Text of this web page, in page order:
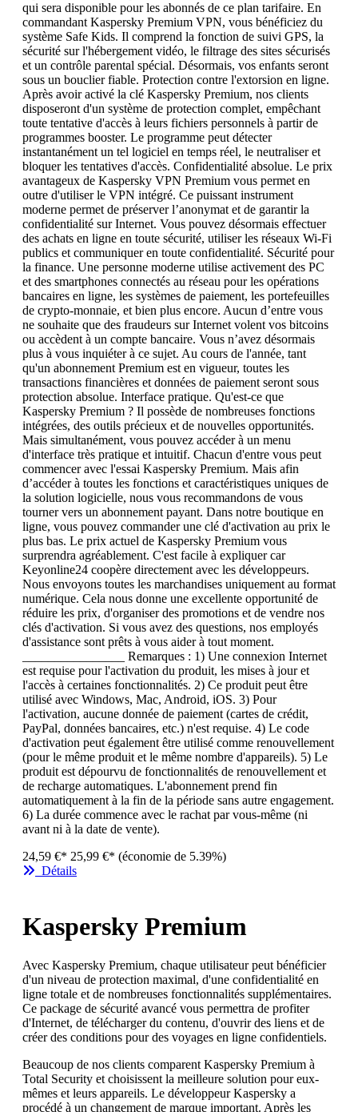
qui sera disponible pour les abonnés de ce plan tarifaire. En
commandant Kaspersky Premium VPN, vous bénéficiez du
système Safe Kids. Il comprend la fonction de suivi GPS, la
sécurité sur l'hébergement vidéo, le filtrage des sites sécurisés
et un contrôle parental spécial. Désormais, vos enfants seront
sous un bouclier fiable. Protection contre l'extorsion en ligne.
Après avoir activé la clé Kaspersky Premium, nos clients
disposeront d'un système de protection complet, empêchant
toute tentative d'accès à leurs fichiers personnels à partir de
programmes booster. Le programme peut détecter
instantanément un tel logiciel en temps réel, le neutraliser et
bloquer les tentatives d'accès. Confidentialité absolue. Le prix
avantageux de Kaspersky VPN Premium vous permet en
outre d'utiliser le VPN intégré. Ce puissant instrument
moderne permet de préserver l’anonymat et de garantir la
confidentialité sur Internet. Vous pouvez désormais effectuer
des achats en ligne en toute sécurité, utiliser les réseaux Wi-Fi
publics et communiquer en toute confidentialité. Sécurité pour
la finance. Une personne moderne utilise activement des PC
et des smartphones connectés au réseau pour les opérations
bancaires en ligne, les systèmes de paiement, les portefeuilles
de crypto-monnaie, et bien plus encore. Aucun d’entre vous
ne souhaite que des fraudeurs sur Internet volent vos bitcoins
ou accèdent à un compte bancaire. Vous n’avez désormais
plus à vous inquiéter à ce sujet. Au cours de l'année, tant
qu'un abonnement Premium est en vigueur, toutes les
transactions financières et données de paiement seront sous
protection absolue. Interface pratique. Qu'est-ce que
Kaspersky Premium ? Il possède de nombreuses fonctions
intégrées, des outils précieux et de nouvelles opportunités.
Mais simultanément, vous pouvez accéder à un menu
d'interface très pratique et intuitif. Chacun d'entre vous peut
commencer avec l'essai Kaspersky Premium. Mais afin
d’accéder à toutes les fonctions et caractéristiques uniques de
la solution logicielle, nous vous recommandons de vous
tourner vers un abonnement payant. Dans notre boutique en
ligne, vous pouvez commander une clé d'activation au prix le
plus bas. Le prix actuel de Kaspersky Premium vous
surprendra agréablement. C'est facile à expliquer car
Keyonline24 coopère directement avec les développeurs.
Nous envoyons toutes les marchandises uniquement au format
numérique. Cela nous donne une excellente opportunité de
réduire les prix, d'organiser des promotions et de vendre nos
clés d'activation. Si vous avez des questions, nos employés
d'assistance sont prêts à vous aider à tout moment.
________________ Remarques : 1) Une connexion Internet
est requise pour l'activation du produit, les mises à jour et
l'accès à certaines fonctionnalités. 2) Ce produit peut être
utilisé avec Windows, Mac, Android, iOS. 3) Pour
l'activation, aucune donnée de paiement (cartes de crédit,
PayPal, données bancaires, etc.) n'est requise. 4) Le code
d'activation peut également être utilisé comme renouvellement
(pour le même produit et le même nombre d'appareils). 5) Le
produit est dépourvu de fonctionnalités de renouvellement et
de recharge automatiques. L'abonnement prend fin
automatiquement à la fin de la période sans autre engagement.
6) La durée commence avec le rachat par vous-même (ni
avant ni à la date de vente).
24,59 €* 25,99 €* (économie de 5.39%)
Détails
Kaspersky Premium
Avec Kaspersky Premium, chaque utilisateur peut bénéficier
d'un niveau de protection maximal, d'une confidentialité en
ligne totale et de nombreuses fonctionnalités supplémentaires.
Ce package de sécurité avancé vous permettra de profiter
d'Internet, de télécharger du contenu, d'ouvrir des liens et de
créer des conditions pour des voyages en ligne confidentiels.
Beaucoup de nos clients comparent Kaspersky Premium à
Total Security et choisissent la meilleure solution pour eux-
mêmes et leurs appareils. Le développeur Kaspersky a
procédé à un changement de marque important. Après les